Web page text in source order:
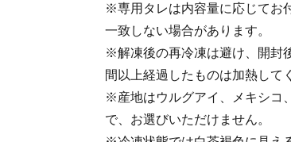
※専用タレは内容量に応じてお
一致しない場合があります。
※解凍後の再冷凍は避け、開封
間以上経過したものは加熱して
※産地はウルグアイ、メキシコ
で、お選びいただけません。